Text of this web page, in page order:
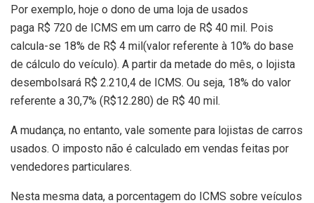
Por exemplo, hoje o dono de uma loja de usados
paga R$ 720 de ICMS em um carro de R$ 40 mil. Pois
calcula-se 18% de R$ 4 mil(valor referente à 10% do base
de cálculo do veículo). A partir da metade do mês, o lojista
desembolsará R$ 2.210,4 de ICMS. Ou seja, 18% do valor
referente a 30,7% (R$12.280) de R$ 40 mil.
A mudança, no entanto, vale somente para lojistas de carros
usados. O imposto não é calculado em vendas feitas por
vendedores particulares.
Nesta mesma data, a porcentagem do ICMS sobre veículos